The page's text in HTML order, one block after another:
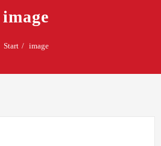
image
Start image